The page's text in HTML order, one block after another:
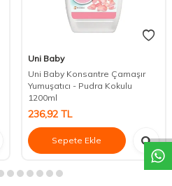
Uni Baby
Uni Baby Konsantre Çamaşır
Yumuşatıcı - Pudra Kokulu
1200ml
236,92TL
Sepete Ekle